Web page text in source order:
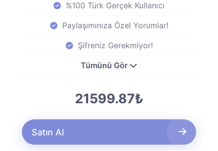
%100 Türk Gerçek Kullanıcı
Paylaşımınıza Özel Yorumlar!
Şifreniz Gerekmiyor!
Tümünü Gör
21599.87₺
Satın Al